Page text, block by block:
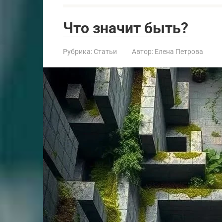
Что значит быть?
Рубрика: Статьи Автор: Елена Петрова